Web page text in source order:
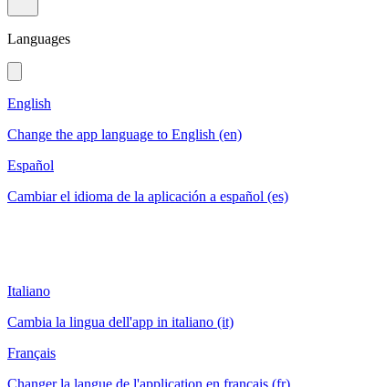
Languages
English
Change the app language to English (en)
Español
Cambiar el idioma de la aplicación a español (es)
Italiano
Cambia la lingua dell'app in italiano (it)
Français